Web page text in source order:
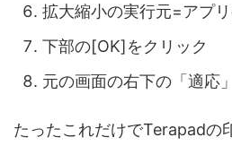
拡大縮小の実行元=アプ
下部の[OK]をクリック
元の画面の右下の「適応
たったこれだけでTerapadの